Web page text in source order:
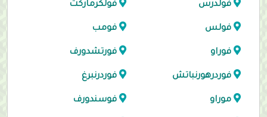
فولدرس فولكرماركت
فولس فومب
فوراو فورتشدورف
فوردرهورنباتش فوردرنبرغ
موراو فوسندورف